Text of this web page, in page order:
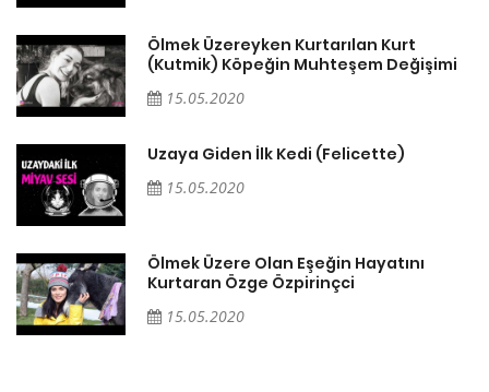
Ölmek Üzereyken Kurtarılan Kurt
(Kutmik) Köpeğin Muhteşem Değişimi
15.05.2020
Uzaya Giden İlk Kedi (Felicette)
15.05.2020
Ölmek Üzere Olan Eşeğin Hayatını
Kurtaran Özge Özpirinçci
15.05.2020